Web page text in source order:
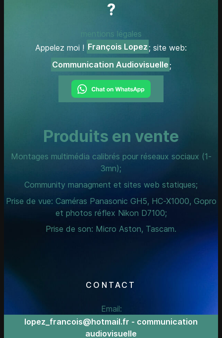
?
mentions légales
Appelez moi ! François Lopez ; site web:
Communication Audiovisuelle ;
Produits en vente
Montages multimédia calibrés pour réseaux sociaux (1-
3mn);
Community managment et sites web statiques;
Prise de vue: Caméras Panasonic GH5, HC-X1000, Gopro
et photos réflex Nikon D7100;
Prise de son: Micro Aston, Tascam.
CONTACT
Email:
lopez_francois@hotmail.fr - communication
audiovisuelle